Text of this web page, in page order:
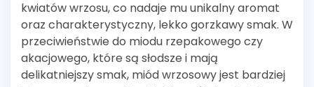
kwiatów wrzosu, co nadaje mu unikalny aromat
oraz charakterystyczny, lekko gorzkawy smak. W
przeciwieństwie do miodu rzepakowego czy
akacjowego, które są słodsze i mają
delikatniejszy smak, miód wrzosowy jest bardziej